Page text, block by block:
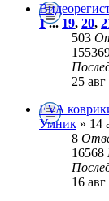
1...19, 20,
503
25
EVA
Умник » 14
8
16568
16